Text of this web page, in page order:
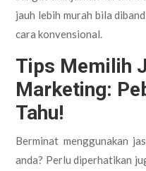
jauh lebih murah bila
cara konvensional.
Tips Memilih
Marketing:
Tahu!
Berminat menggunakan
anda? Perlu diperhatikan